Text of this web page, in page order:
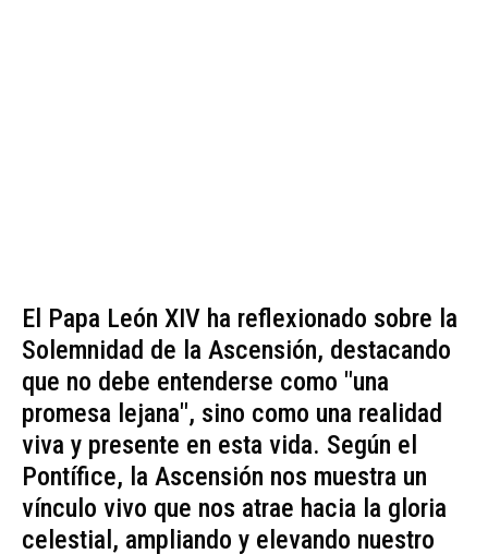
El Papa León XIV ha reflexionado sobre la
Solemnidad de la Ascensión, destacando
que no debe entenderse como "una
promesa lejana", sino como una realidad
viva y presente en esta vida. Según el
Pontífice, la Ascensión nos muestra un
vínculo vivo que nos atrae hacia la gloria
celestial, ampliando y elevando nuestro